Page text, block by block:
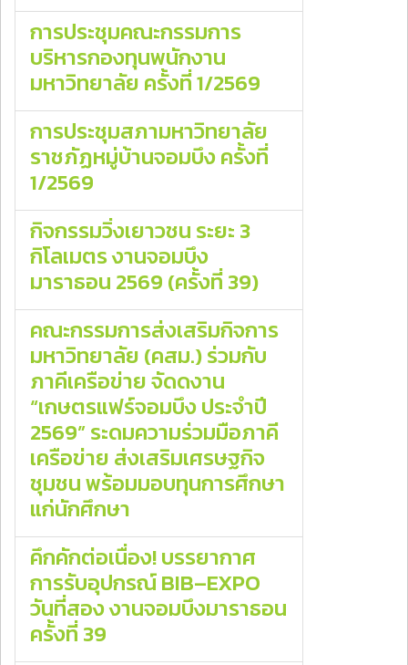
การประชุมคณะกรรมการ
บริหารกองทุนพนักงาน
มหาวิทยาลัย ครั้งที่ 1/2569
การประชุมสภามหาวิทยาลัย
ราชภัฏหมู่บ้านจอมบึง ครั้งที่
1/2569
กิจกรรมวิ่งเยาวชน ระยะ 3
กิโลเมตร งานจอมบึง
มาราธอน 2569 (ครั้งที่ 39)
คณะกรรมการส่งเสริมกิจการ
มหาวิทยาลัย (คสม.) ร่วมกับ
ภาคีเครือข่าย จัดดงาน
“เกษตรแฟร์จอมบึง ประจำปี
2569” ระดมความร่วมมือภาคี
เครือข่าย ส่งเสริมเศรษฐกิจ
ชุมชน พร้อมมอบทุนการศึกษา
แก่นักศึกษา
คึกคักต่อเนื่อง! บรรยากาศ
การรับอุปกรณ์ BIB–EXPO
วันที่สอง งานจอมบึงมาราธอน
ครั้งที่ 39